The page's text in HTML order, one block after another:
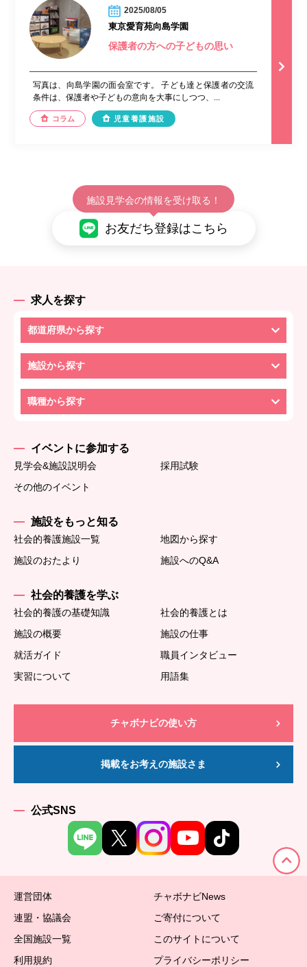
2025/08/05
東京愛育苑向島学園
保護者の方への子どもの思い
写真は、向島学園の面会室です。 子ども達と保護者の交流
条件は、保護者や子どもの意向を大事にしつつ、...
コラム 児童養護施設
施設見学会の情報を受け取る！
お友だち登録はこちら
求人を探す
都道府県から探す
施設から探す
職種から探す
イベントに参加する
見学会&施設説明会
採用試験
その他のイベント
施設をもっと知る
社会的養護施設一覧
地図から探す
施設のおたより
施設へのQ&A
社会的養護を学ぶ
社会的養護の基礎知識
社会的養護とは
施設の概要
施設の仕事
就活ガイド
職員インタビュー
実習について
用語集
チャボナビの使い方
掲載をお考えの施設さま
公式SNS
運営団体
チャボナビNews
連盟・協議会
ご寄付について
全国施設一覧
このサイトについて
利用規約
プライバシーポリシー